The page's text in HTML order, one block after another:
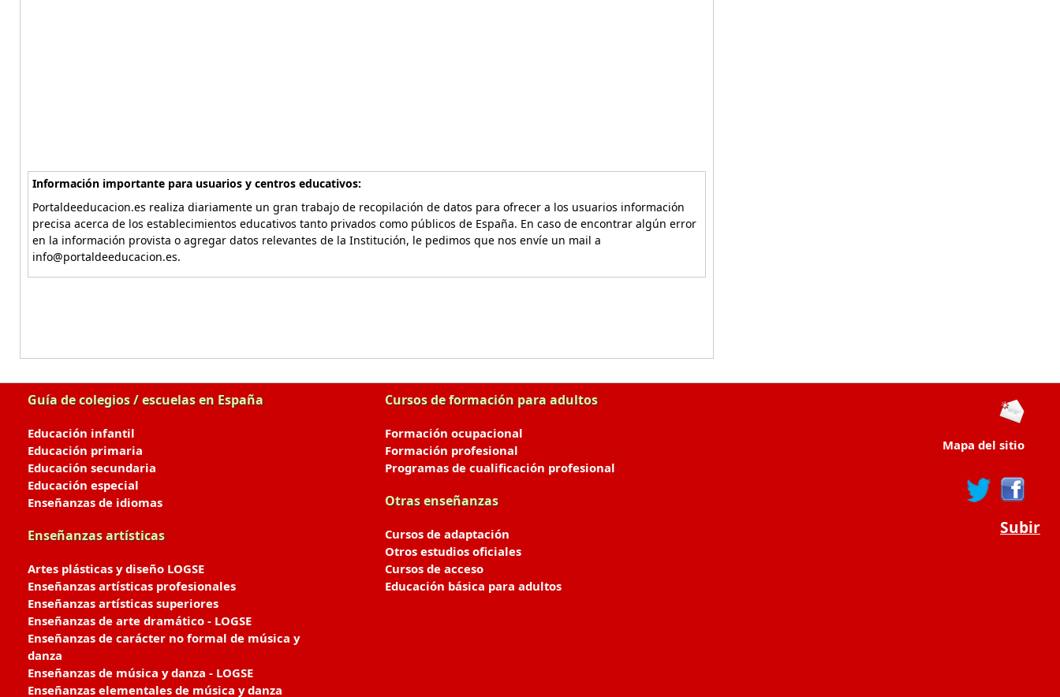
Información importante para usuarios y centros educativos:
Portaldeeducacion.es realiza diariamente un gran trabajo de recopilación de datos para ofrecer a los usuarios información
precisa acerca de los establecimientos educativos tanto privados como públicos de España. En caso de encontrar algún error
en la información provista o agregar datos relevantes de la Institución, le pedimos que nos envíe un mail a
info@portaldeeducacion.es.
Guía de colegios / escuelas en España
Educación infantil
Educación primaria
Educación secundaria
Educación especial
Enseñanzas de idiomas
Enseñanzas artísticas
Artes plásticas y diseño LOGSE
Enseñanzas artísticas profesionales
Enseñanzas artísticas superiores
Enseñanzas de arte dramático - LOGSE
Enseñanzas de carácter no formal de música y
danza
Enseñanzas de música y danza - LOGSE
Enseñanzas elementales de música y danza
Cursos de formación para adultos
Formación ocupacional
Formación profesional
Programas de cualificación profesional
Otras enseñanzas
Cursos de adaptación
Otros estudios oficiales
Cursos de acceso
Educación básica para adultos
Mapa del sitio
Subir